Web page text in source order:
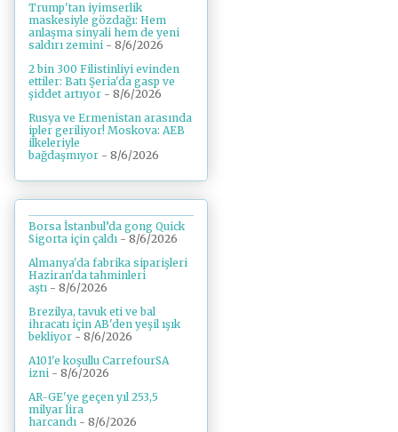
Trump'tan iyimserlik
maskesiyle gözdağı: Hem
anlaşma sinyali hem de yeni
saldırı zemini - 8/6/2026
2 bin 300 Filistinliyi evinden
ettiler: Batı Şeria'da gasp ve
şiddet artıyor - 8/6/2026
Rusya ve Ermenistan arasında
ipler geriliyor! Moskova: AEB
ilkeleriyle
bağdaşmıyor - 8/6/2026
Borsa İstanbul’da gong Quick
Sigorta için çaldı - 8/6/2026
Almanya'da fabrika siparişleri
Haziran'da tahminleri
aştı - 8/6/2026
Brezilya, tavuk eti ve bal
ihracatı için AB'den yeşil ışık
bekliyor - 8/6/2026
A101'e koşullu CarrefourSA
izni - 8/6/2026
AR-GE'ye geçen yıl 253,5
milyar lira
harcandı - 8/6/2026